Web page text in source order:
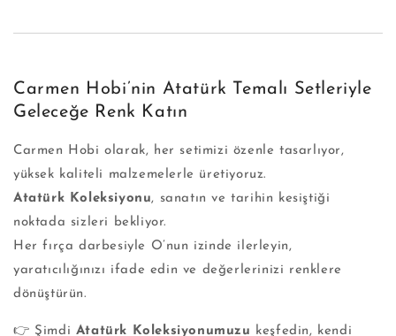
Carmen Hobi’nin Atatürk Temalı Setleriyle
Geleceğe Renk Katın
Carmen Hobi olarak, her setimizi özenle tasarlıyor,
yüksek kaliteli malzemelerle üretiyoruz.
Atatürk Koleksiyonu, sanatın ve tarihin kesiştiği
noktada sizleri bekliyor.
Her fırça darbesiyle O’nun izinde ilerleyin,
yaratıcılığınızı ifade edin ve değerlerinizi renklere
dönüştürün.
👉 Şimdi Atatürk Koleksiyonumuzu keşfedin, kendi